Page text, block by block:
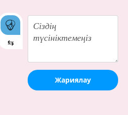
⇆
Жариялау